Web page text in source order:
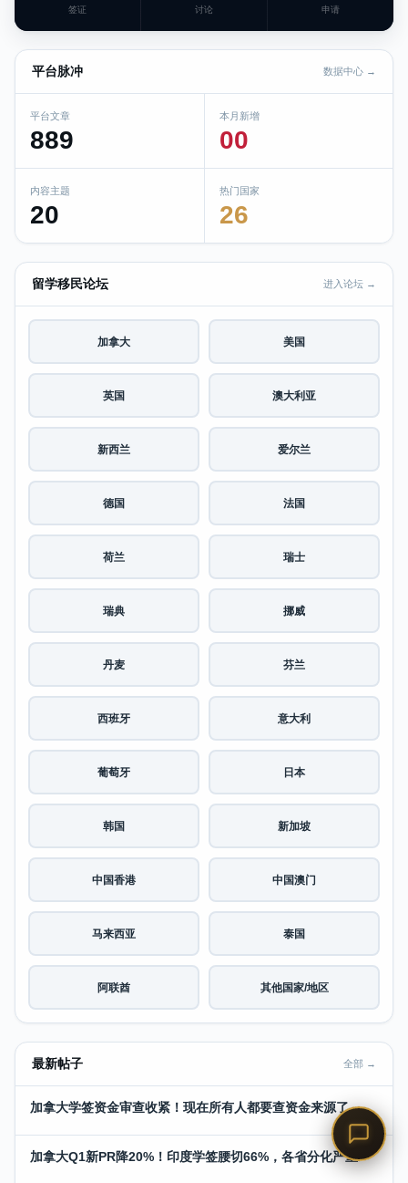
签证 讨论 申请
平台脉冲 数据中心 →
平台文章
889
本月新增
00
内容主题
20
热门国家
26
留学移民论坛 进入论坛 →
加拿大 美国
英国 澳大利亚
新西兰 爱尔兰
德国 法国
荷兰 瑞士
瑞典 挪威
丹麦 芬兰
西班牙 意大利
葡萄牙 日本
韩国 新加坡
中国香港 中国澳门
马来西亚 泰国
阿联酋 其他国家/地区
最新帖子 全部 →
加拿大学签资金审查收紧！现在所有人都要查资金来源了
加拿大Q1新PR降20%！印度学签腰切66%，各省分化严重